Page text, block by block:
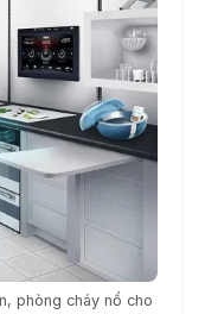
phòng cháy nổ cho